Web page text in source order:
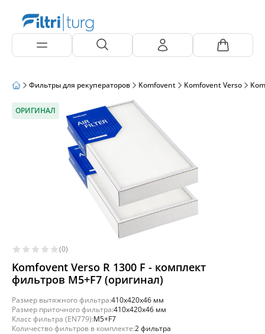
Фильтры для рекуператоров Komfovent Komfovent Verso
ОРИГИНАЛ
(0)
Komfovent Verso R 1300 F - комплект
фильтров M5+F7 (оригинал)
Размер вытяжного фильтра:410x420x46 мм
Размер приточного фильтра:410x420x46 мм
Класс фильтра (EN779):M5+F7
Количество фильтров в комплекте:2 фильтра